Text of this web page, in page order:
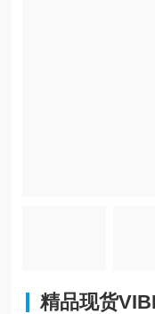
精品现货